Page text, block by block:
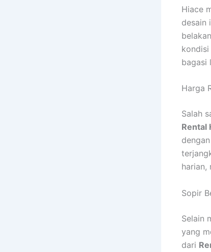
Hiace
desain
bagasi
Harga
Salah
Rental
harian,
Sopir
Selain
yang
dari